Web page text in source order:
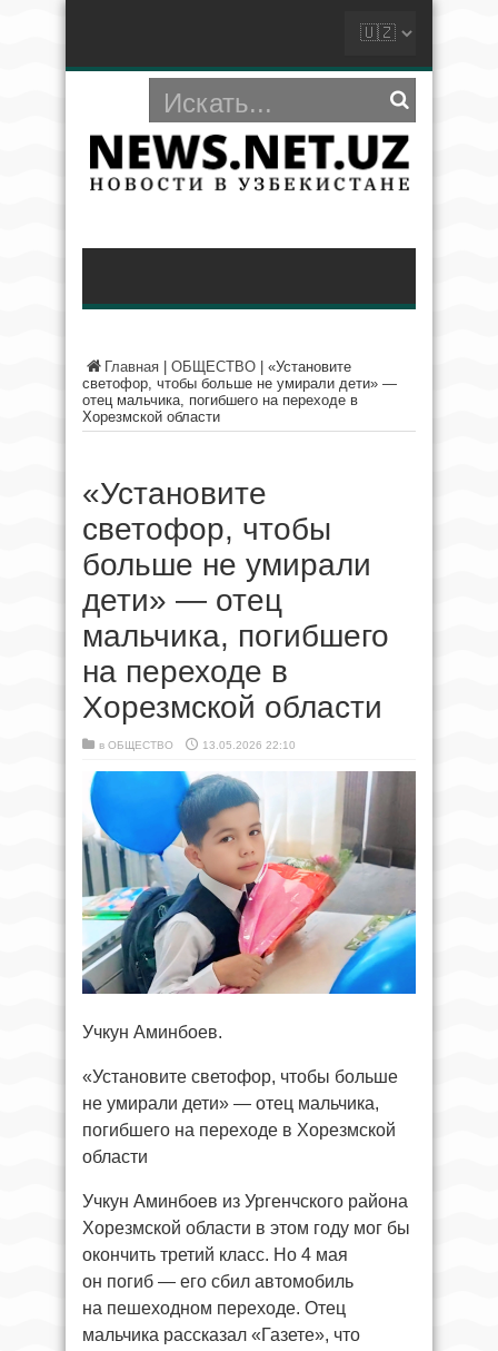
Главная ОБЩЕСТВО
«Установите
светофор, чтобы больше не умирали дети» —
отец мальчика, погибшего на переходе в
Хорезмской области
«Установите
светофор, чтобы
больше не умирали
дети» — отец
мальчика, погибшего
на переходе в
Хорезмской области
в ОБЩЕСТВО 13.05.2026 22:10
Учкун Аминбоев.
«Установите светофор, чтобы больше
не умирали дети» — отец мальчика,
погибшего на переходе в Хорезмской
области
Учкун Аминбоев из Ургенчского района
Хорезмской области в этом году мог бы
окончить третий класс. Но 4 мая
он погиб — его сбил автомобиль
на пешеходном переходе. Отец
мальчика рассказал «Газете», что